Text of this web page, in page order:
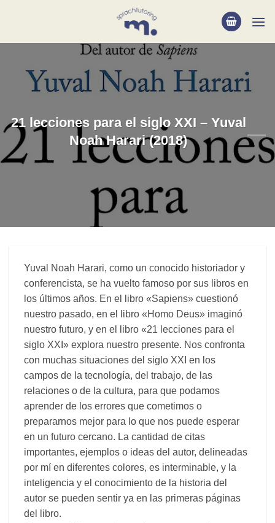
21 lecciones para el siglo XXI – Yuval
Noah Harari (2018)
Yuval Noah Harari, como un conocido historiador y
conferencista, se ha vuelto famoso por sus libros en
los últimos años. En el libro «Sapiens» cuestionó
nuestro pasado, en el libro «Homo Deus» imaginó
nuestro futuro, y en el libro «21 lecciones para el
siglo XXI» explora nuestro presente. Nos confronta
con muchas situaciones del siglo XXI en los
campos de la tecnología, del trabajo, de las
relaciones o de la cultura, para que podamos
aprender de los errores que cometimos o
prepararnos mejor para lo que nos puede esperar
en un futuro cercano. La cantidad de citas
importantes, ejemplos o ideas del autor, delineadas
por mí en diferentes colores, es interminable, y la
inteligencia y el conocimiento de la historia del
autor se pueden sentir ya en las primeras páginas
del libro.